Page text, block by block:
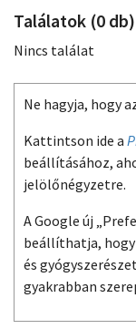
Találatok (0 db)
Nincs találat
Ne hagyja, hogy
Kattintson ide a
beállításához,
jelölőnégyzetre.
A Google új
beállíthatja, hogy
és
gyakrabban